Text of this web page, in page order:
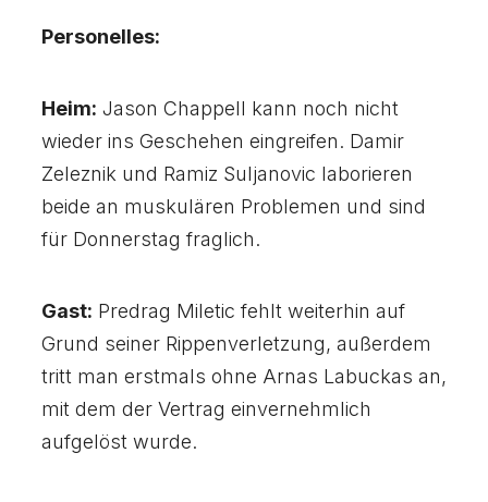
Personelles:
Heim: Jason Chappell kann noch nicht
wieder ins Geschehen eingreifen. Damir
Zeleznik und Ramiz Suljanovic laborieren
beide an muskulären Problemen und sind
für Donnerstag fraglich.
Gast: Predrag Miletic fehlt weiterhin auf
Grund seiner Rippenverletzung, außerdem
tritt man erstmals ohne Arnas Labuckas an,
mit dem der Vertrag einvernehmlich
aufgelöst wurde.